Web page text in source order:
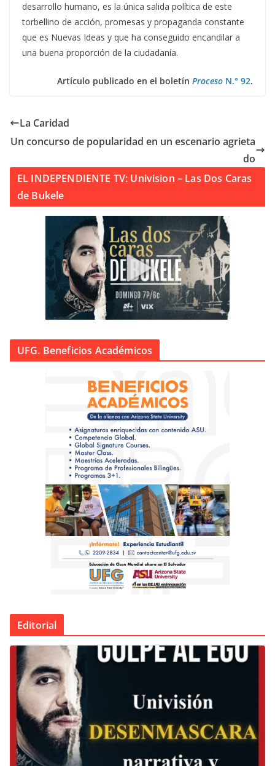
desarrollo humano, es la única salida política de este
torbellino de acción, promesas y propaganda constante
que es Nuevas Ideas y que ha conseguido encandilar a
una buena proporción de la ciudadanía.
Artículo publicado en el boletín Proceso N.° 92.
La Caridad
Un concurso de popularidad en un escenario agrieta
do
EL INDEPENDIENTE TV: Univision – Las Dos Caras
de Bukele
UFG. Beneficios Académicos
Editorial